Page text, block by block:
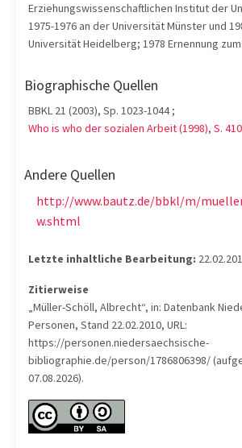
Erziehungswissenschaftlichen Institut der
1975-1976 an der Universität Münster und
Universität Heidelberg; 1978 Ernennung
Biographische Quellen
BBKL 21 (2003), Sp. 1023-1044 ;
Who is who der sozialen Arbeit (1998), S.
Andere Quellen
http://www.bautz.de/bbkl/m/
w.shtml
Letzte inhaltliche Bearbeitung:
Zitierweise
„Müller-Schöll, Albrecht“, in: Datenbank
Personen, Stand 22.02.2010, URL:
https://personen.niedersaechsische-
bibliographie.de/person/1786806398/
07.08.2026).